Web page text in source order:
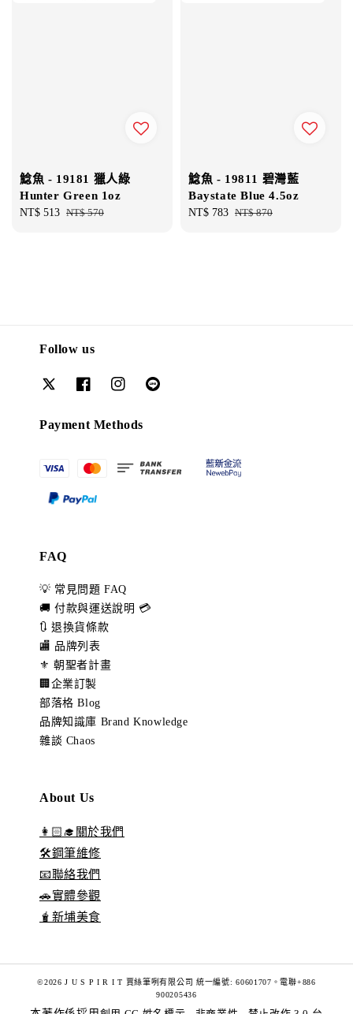
鯰魚 - 19181 獵人綠
Hunter Green 1oz
Sale
NT$ 513 Regular
NT$ 570
鯰魚 - 19811 碧灣藍
Baystate Blue 4.5oz
Sale
NT$ 783 Regular
NT$ 870
Follow us
Payment Methods
FAQ
💡 常見問題 FAQ
🚚 付款與運送說明 💳
🔃 退換貨條款
🏬 品牌列表
⚜️ 朝聖者計畫
🏢企業訂製
部落格 Blog
品牌知識庫 Brand Knowledge
雜談 Chaos
About Us
👩🏻‍🎓關於我們
🛠️鋼筆維修
📧聯絡我們
🚗實體參觀
🧋新埔美食
©2026 J U S P I R I T 賈絲筆咧有限公司 統一編號: 60601707。電聯+886
900205436